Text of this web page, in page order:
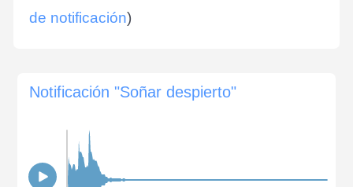
de notificación)
Notificación "Soñar despierto"